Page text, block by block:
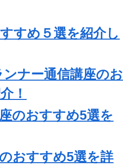
すめ５選を紹介し
ンナー通信講座のお
！
のおすすめ5選を
おすすめ5選を詳